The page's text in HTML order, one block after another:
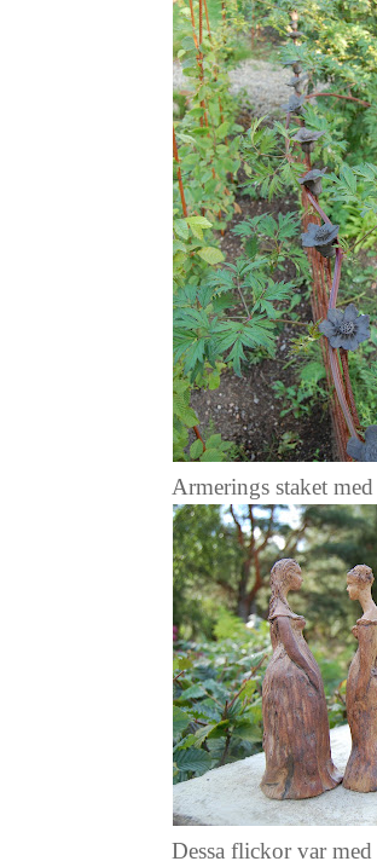
Armerings staket
Dessa flickor var